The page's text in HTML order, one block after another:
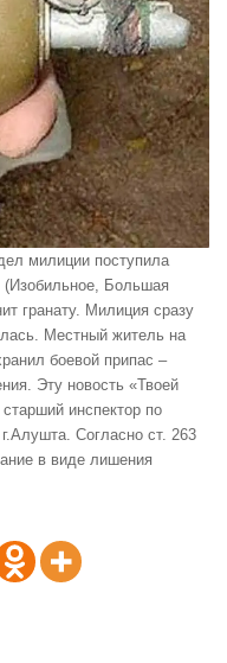
милиции поступила
Большая
гранату. Милиция сразу
Местный житель на
боевой припас –
Эту новость «Твоей
, старший инспектор по
Согласно ст. 263
в виде лишения